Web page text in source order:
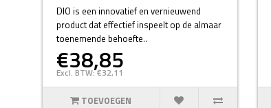
DIO is een innovatief en vernieuwend
product dat effectief inspeelt op de almaar
toenemende behoefte..
€38,85
Excl. BTW: €32,11
TOEVOEGEN